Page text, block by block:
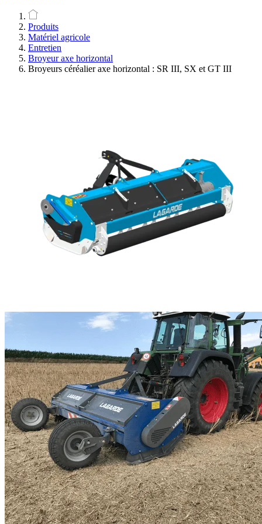
Produits
Matériel agricole
Entretien
Broyeur axe horizontal
Broyeurs céréalier axe horizontal : SR III, SX et GT III